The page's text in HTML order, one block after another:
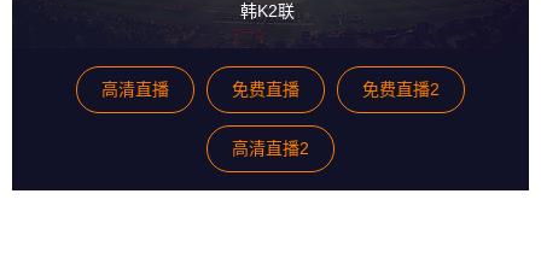
韩K2联
高清直播 免费直播 免费直播2
高清直播2